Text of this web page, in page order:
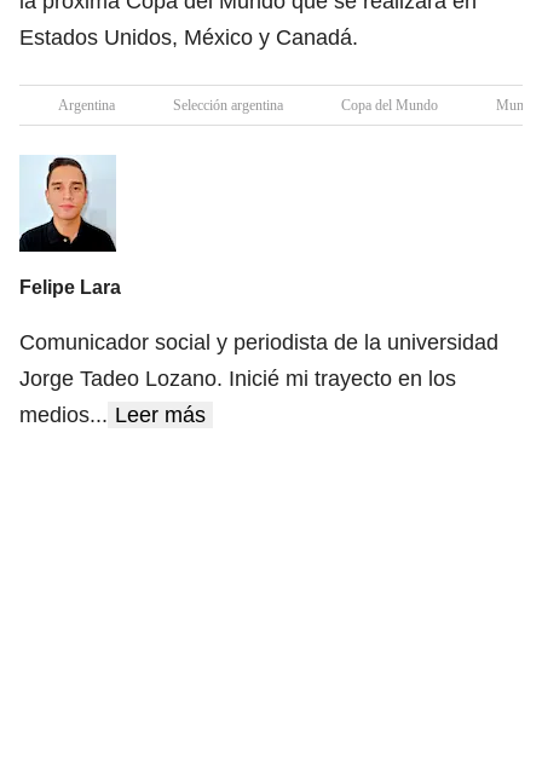
Estados Unidos, México y Canadá.
Argentina Selección argentina Copa del Mundo
Felipe Lara
Comunicador social y periodista de la universidad
Jorge Tadeo Lozano. Inicié mi trayecto en los
medios... Leer más